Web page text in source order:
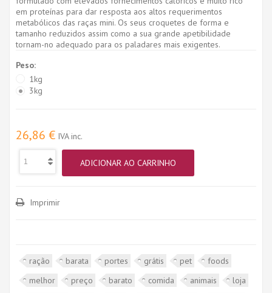
em proteínas para dar resposta aos altos requerimentos
metabólicos das raças mini. Os seus croquetes de forma e
tamanho reduzidos assim como a sua grande apetibilidade
tornam-no adequado para os paladares mais exigentes.
Peso:
1kg
3kg
26,86 € IVA inc.
ADICIONAR AO CARRINHO
Imprimir
ração barata portes grátis pet
foods
melhor
preço barato comida animais
loja